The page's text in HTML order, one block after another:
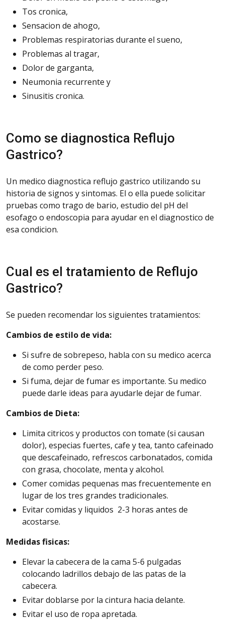
Tos cronica,
Sensacion de ahogo,
Problemas respiratorias durante el sueno,
Problemas al tragar,
Dolor de garganta,
Neumonia recurrente y
Sinusitis cronica.
Como se diagnostica Reflujo
Gastrico?
Un medico diagnostica reflujo gastrico utilizando su
historia de signos y sintomas. El o ella puede solicitar
pruebas como trago de bario, estudio del pH del
esofago o endoscopia para ayudar en el diagnostico de
esa condicion.
Cual es el tratamiento de Reflujo
Gastrico?
Se pueden recomendar los siguientes tratamientos:
Cambios de estilo de vida:
Si sufre de sobrepeso, habla con su medico acerca
de como perder peso.
Si fuma, dejar de fumar es importante. Su medico
puede darle ideas para ayudarle dejar de fumar.
Cambios de Dieta:
Limita citricos y productos con tomate (si causan
dolor), especias fuertes, cafe y tea, tanto cafeinado
que descafeinado, refrescos carbonatados, comida
con grasa, chocolate, menta y alcohol.
Comer comidas pequenas mas frecuentemente en
lugar de los tres grandes tradicionales.
Evitar comidas y liquidos 2-3 horas antes de
acostarse.
Medidas fisicas:
Elevar la cabecera de la cama 5-6 pulgadas
colocando ladrillos debajo de las patas de la
cabecera.
Evitar doblarse por la cintura hacia delante.
Evitar el uso de ropa apretada.